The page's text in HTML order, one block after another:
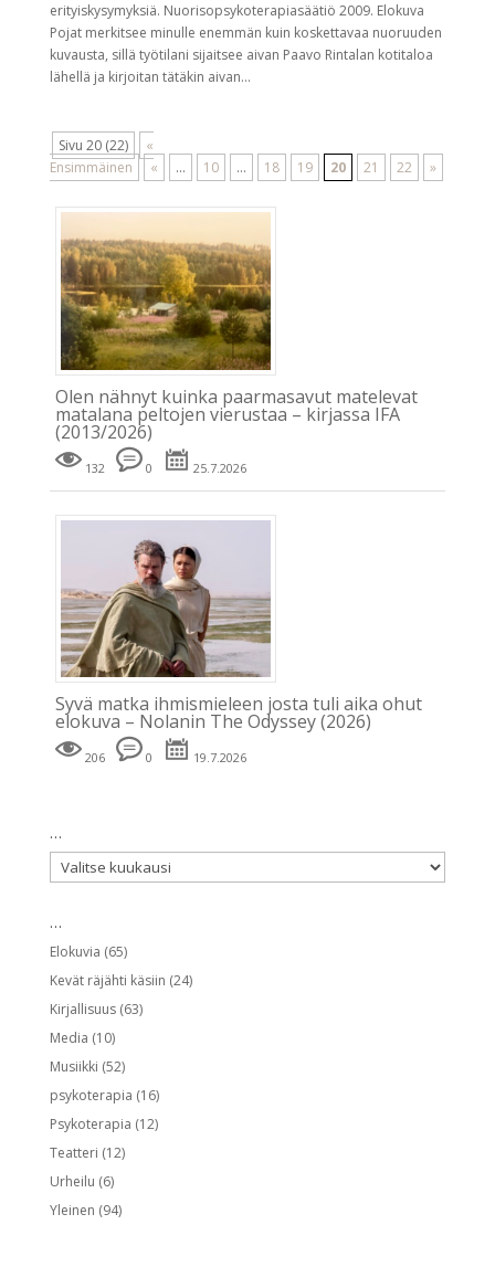
erityiskysymyksiä. Nuorisopsykoterapiasäätiö 2009. Elokuva
Pojat merkitsee minulle enemmän kuin koskettavaa nuoruuden
kuvausta, sillä työtilani sijaitsee aivan Paavo Rintalan kotitaloa
lähellä ja kirjoitan tätäkin aivan...
Sivu 20 (22)
«
Ensimmäinen
« ... 10 ... 18 19 20 21 22 »
Olen nähnyt kuinka paarmasavut matelevat
matalana peltojen vierustaa – kirjassa IFA
(2013/2026)
132 0 25.7.2026
Syvä matka ihmismieleen josta tuli aika ohut
elokuva – Nolanin The Odyssey (2026)
206 0 19.7.2026
…
…
Elokuvia (65)
Kevät räjähti käsiin (24)
Kirjallisuus(63)
Media (10)
Musiikki (52)
psykoterapia (16)
Psykoterapia (12)
Teatteri (12)
Urheilu (6)
Yleinen (94)